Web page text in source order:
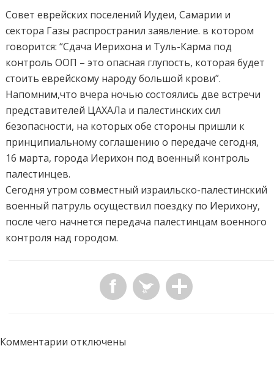
Совет еврейских поселений Иудеи, Самарии и
сектора Газы распространил заявление. в котором
говорится: “Сдача Иерихона и Туль-Карма под
контроль ООП – это опасная глупость, которая будет
стоить еврейскому народу большой крови”.
Напомним,что вчера ночью состоялись две встречи
представителей ЦАХАЛа и палестинских сил
безопасности, на которых обе стороны пришли к
принципиальному соглашению о передаче сегодня,
16 марта, города Иерихон под военный контроль
палестинцев.
Сегодня утром совместный израильско-палестинский
военный патруль осуществил поездку по Иерихону,
после чего начнется передача палестинцам военного
контроля над городом.
Комментарии отключены